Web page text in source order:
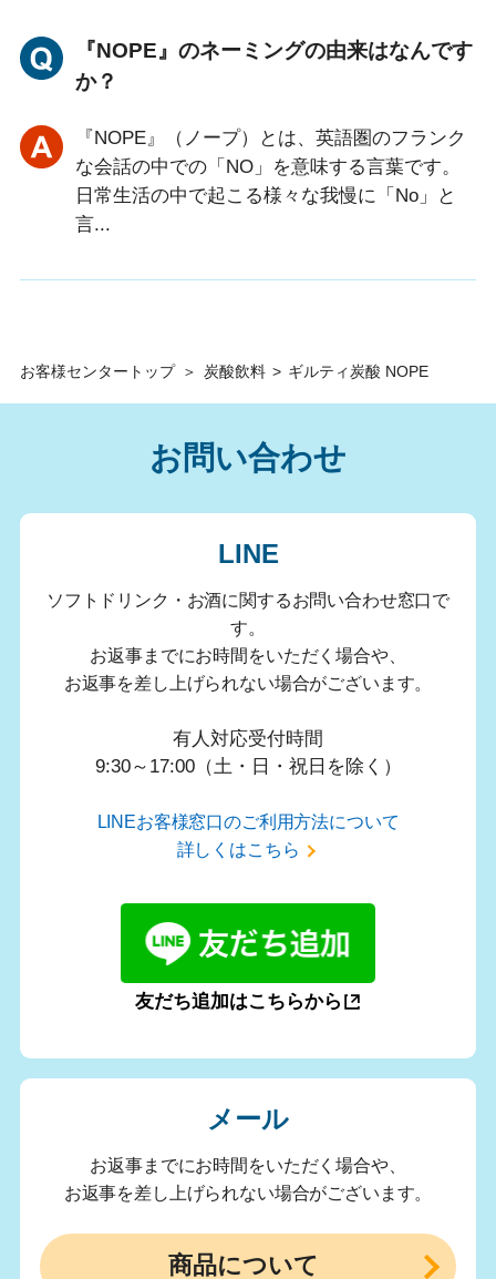
お客様センタートップ ＞ 炭酸飲料 > ギルティ炭酸 NOPE
『NOPE』のネーミングの由来はなんです
か？
『NOPE』（ノープ）とは、英語圏のフランク
な会話の中での「NO」を意味する言葉です。
日常生活の中で起こる様々な我慢に「No」と
言...
お問い合わせ
LINE
ソフトドリンク・お酒に関するお問い合わせ窓口で
す。
お返事までにお時間をいただく場合や、
お返事を差し上げられない場合がございます。
有人対応受付時間
9:30～17:00（土・日・祝日を除く）
LINEお客様窓口のご利用方法について
詳しくはこちら
友だち追加はこちらから
メール
お返事までにお時間をいただく場合や、
お返事を差し上げられない場合がございます。
商品について